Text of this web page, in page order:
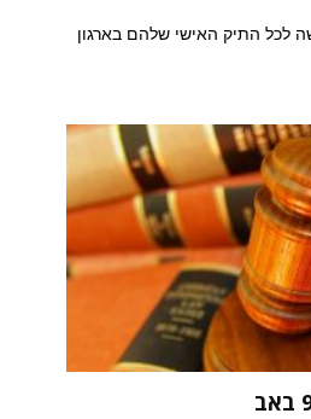
לכל התיק האישי שלהם בארגון